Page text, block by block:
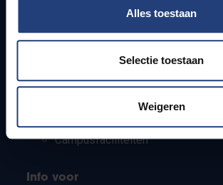
Alles toestaan
Selectie toestaan
Weigeren
Lesroosters
Campusfaciliteiten
Info voor